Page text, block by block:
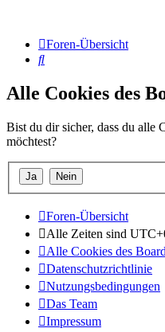
Foren-Übersicht
Suche
Alle Cookies des
Bist du dir sicher, dass du alle
möchtest?
Foren-Übersicht
Alle Zeiten sind
Alle Cookies des
Datenschutzrichtlinie
Nutzungsbedingungen
Das Team
Impressum